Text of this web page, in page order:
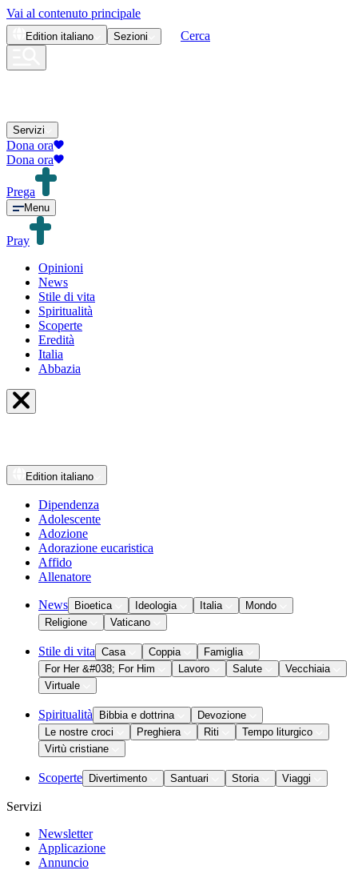
Vai al contenuto principale
Edition italiano Sezioni Cerca
Servizi
Dona ora
Dona ora
Prega
Menu
Pray
Opinioni
News
Stile di vita
Spiritualità
Scoperte
Eredità
Italia
Abbazia
Edition italiano
Dipendenza
Adolescente
Adozione
Adorazione eucaristica
Affido
Allenatore
News Bioetica Ideologia Italia
Mondo
Religione
Vaticano
Stile di vita Casa Coppia
Famiglia
For Her &#038; For Him
Lavoro Salute
Vecchiaia
Virtuale
Spiritualità Bibbia e dottrina
Devozione
Le nostre croci
Preghiera Riti
Tempo liturgico
Virtù cristiane
Scoperte Divertimento Santuari Storia Viaggi
Servizi
Newsletter
Applicazione
Annuncio